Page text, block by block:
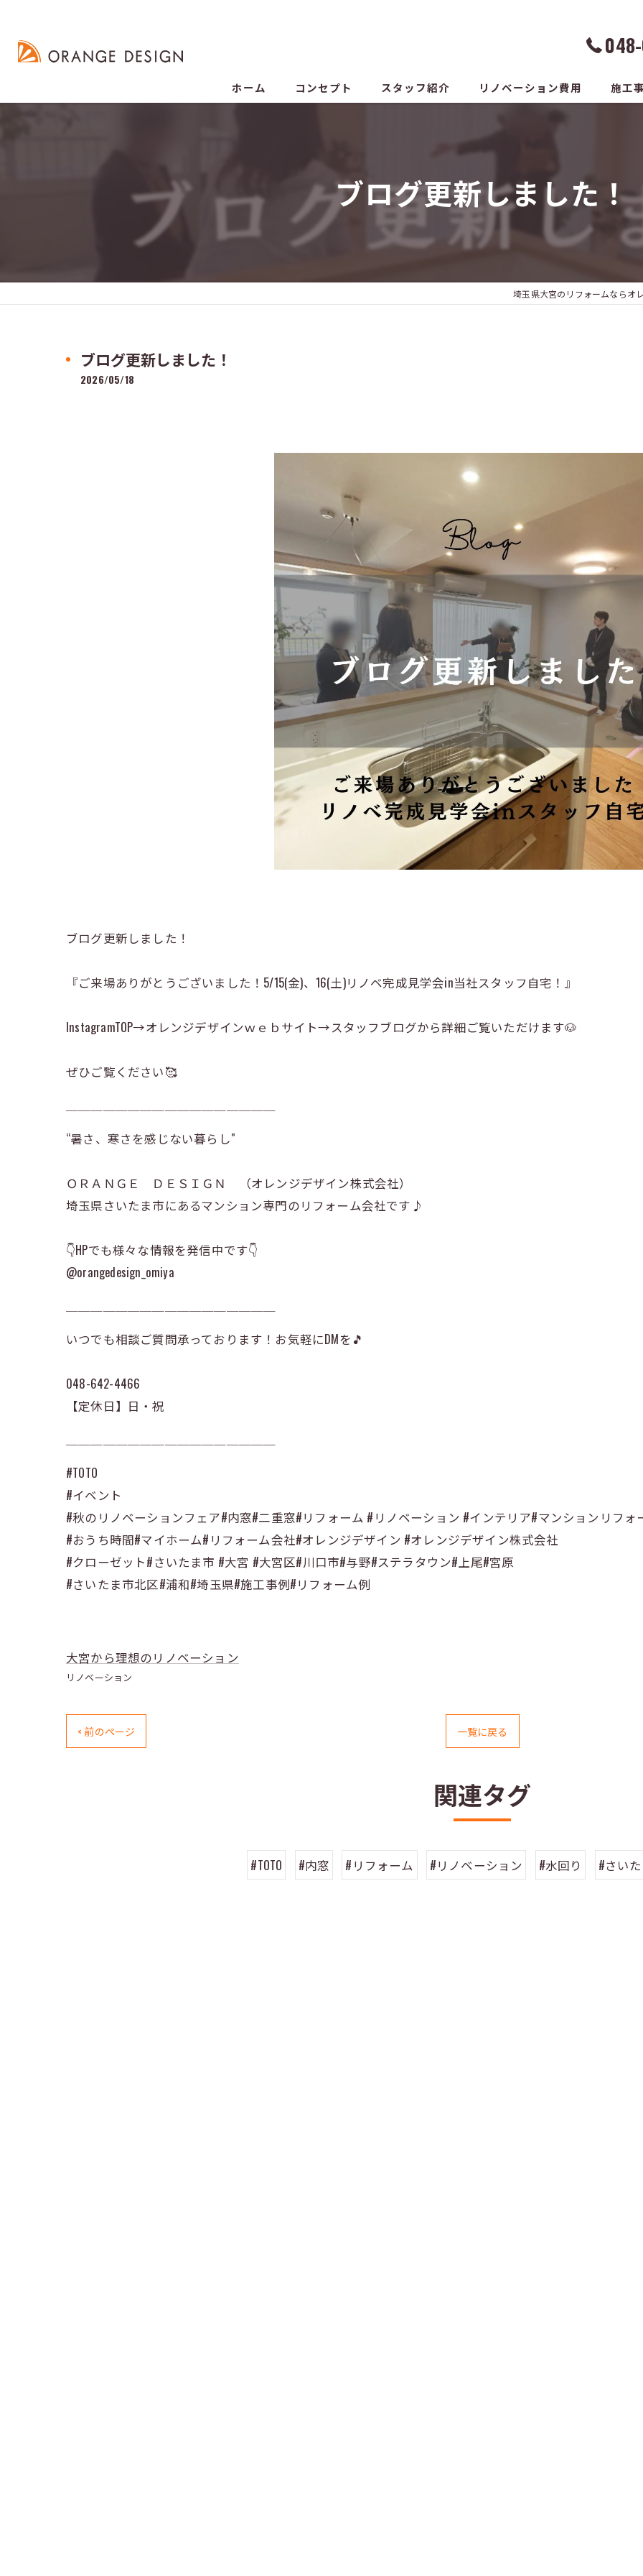
ホーム コンセプト スタッフ紹介 リノベーション費用 施工
ブログ更新しました！
埼玉県大宮のリフォームならオ
ブログ更新しました！
2026/05/18
ブログ更新しました！
『ご来場ありがとうございました！5/15(金)、16(土)リノベ完成見学会in当社スタッフ自宅！』
InstagramTOP→オレンジデザインｗｅｂサイト→スタッフブログから詳細ご覧いただけます🐶
ぜひご覧ください🥰
￣￣￣￣￣￣￣￣￣￣￣￣￣￣￣￣￣
“暑さ、寒さを感じない暮らし"
ＯＲＡＮＧＥ ＤＥＳＩＧＮ （オレンジデザイン株式会社）
埼玉県さいたま市にあるマンション専門のリフォーム会社です♪
👇HPでも様々な情報を発信中です👇
@orangedesign_omiya
￣￣￣￣￣￣￣￣￣￣￣￣￣￣￣￣￣
いつでも相談ご質問承っております！お気軽にDMを🎵
048-642-4466
【定休日】日・祝
￣￣￣￣￣￣￣￣￣￣￣￣￣￣￣￣￣
#TOTO
#イベント
#秋のリノベーションフェア#内窓#二重窓#リフォーム #リノベーション #インテリア#マンションリフォ
#おうち時間#マイホーム#リフォーム会社#オレンジデザイン #オレンジデザイン株式会社
#クローゼット#さいたま市 #大宮 #大宮区#川口市#与野#ステラタウン#上尾#宮原
#さいたま市北区#浦和#埼玉県#施工事例#リフォーム例
大宮から理想のリノベーション
リノベーション
< 前のページ 一覧に戻る
関連タグ
#TOTO #内窓 #リフォーム #リノベーション #水回り #さい